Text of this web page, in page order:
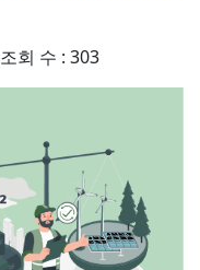
조회 수 : 303